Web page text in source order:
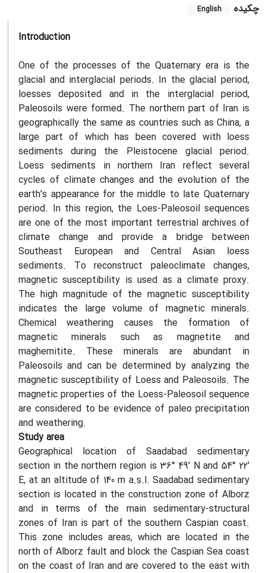
چکیده
English
Introduction
One of the processes of the Quaternary era is the
glacial and interglacial periods. In the glacial period,
loesses deposited and in the interglacial period,
Paleosoils were formed. The northern part of Iran is
geographically the same as countries such as China, a
large part of which has been covered with loess
sediments during the Pleistocene glacial period.
Loess sediments in northern Iran reflect several
cycles of climate changes and the evolution of the
earth's appearance for the middle to late Quaternary
period. In this region, the Loes-Paleosoil sequences
are one of the most important terrestrial archives of
climate change and provide a bridge between
Southeast European and Central Asian loess
sediments. To reconstruct paleoclimate changes,
magnetic susceptibility is used as a climate proxy.
The high magnitude of the magnetic susceptibility
indicates the large volume of magnetic minerals.
Chemical weathering causes the formation of
magnetic minerals such as magnetite and
maghemitite. These minerals are abundant in
Paleosoils and can be determined by analyzing the
magnetic susceptibility of Loess and Paleosoils. The
magnetic properties of the Loess-Paleosoil sequence
are considered to be evidence of paleo precipitation
and weathering.
Study area
Geographical location of Saadabad sedimentary
section in the northern region is 36° 49' N and 54° 22'
E, at an altitude of 140 m a.s.l. Saadabad sedimentary
section is located in the construction zone of Alborz
and in terms of the main sedimentary-structural
zones of Iran is part of the southern Caspian coast.
This zone includes areas, which are located in the
north of Alborz fault and block the Caspian Sea coast
on the coast of Iran and are covered to the east with